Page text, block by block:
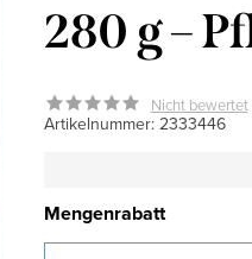
280 g –
Nicht bewertet
Artikelnummer: 2333446
Mengenrabatt